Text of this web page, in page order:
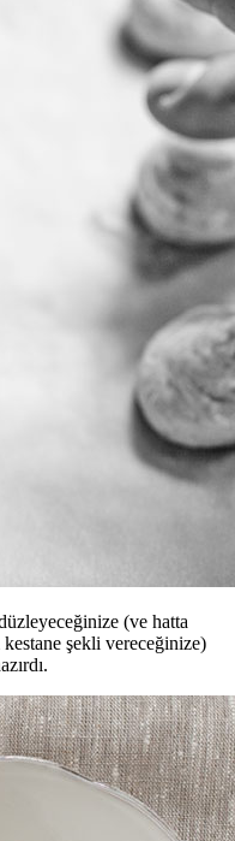
(ve hatta
şekli vereceğinize)